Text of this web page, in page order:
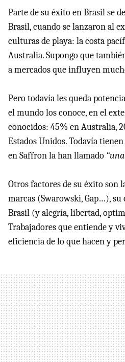
Parte de su éxito en Brasil se
Brasil, cuando se lanzaron al
culturas de playa: la costa
Australia. Supongo que
a mercados que influyen
Pero todavía les queda
el mundo los conoce, en el
conocidos: 45% en Australia,
Estados Unidos. Todavía
en Saffron la han llamado
Otros factores de su éxito son
marcas (Swarowski, Gap…), su
Brasil (y alegría, libertad,
Trabajadores que entiende y
eficiencia de lo que hacen y